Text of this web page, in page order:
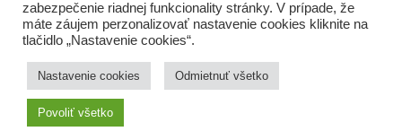
Domov O nás Kontakt Vydavateľ
Podmienky používania
Ochrana súkromia Štatút súťaží
Partneri
RSS Sitemap
Copyright © 2026 Quark - Magazín o vede a technike
zabezpečenie riadnej funkcionality stránky. V prípade, že
máte záujem perzonalizovať nastavenie cookies kliknite na
tlačidlo „Nastavenie cookies“.
Nastavenie cookies Odmietnuť všetko
Povoliť všetko